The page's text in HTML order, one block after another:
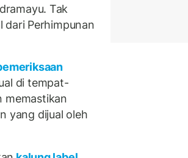
Tak
dari Perhimpunan
di tempat-
memastikan
yang dijual oleh